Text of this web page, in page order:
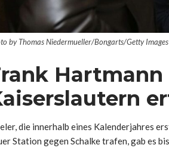
by Thomas Niedermueller/Bongarts/Getty Images
die innerhalb eines Kalenderjahres
Station gegen Schalke trafen, gab es